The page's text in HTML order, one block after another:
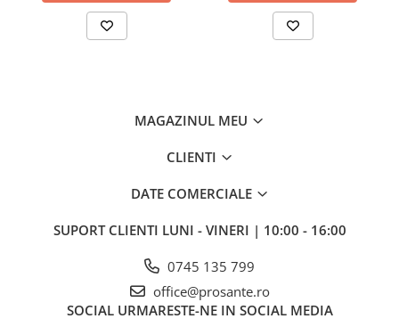
MAGAZINUL MEU
CLIENTI
DATE COMERCIALE
SUPORT CLIENTI LUNI - VINERI | 10:00 - 16:00
0745 135 799
office@prosante.ro
SOCIAL URMARESTE-NE IN SOCIAL MEDIA